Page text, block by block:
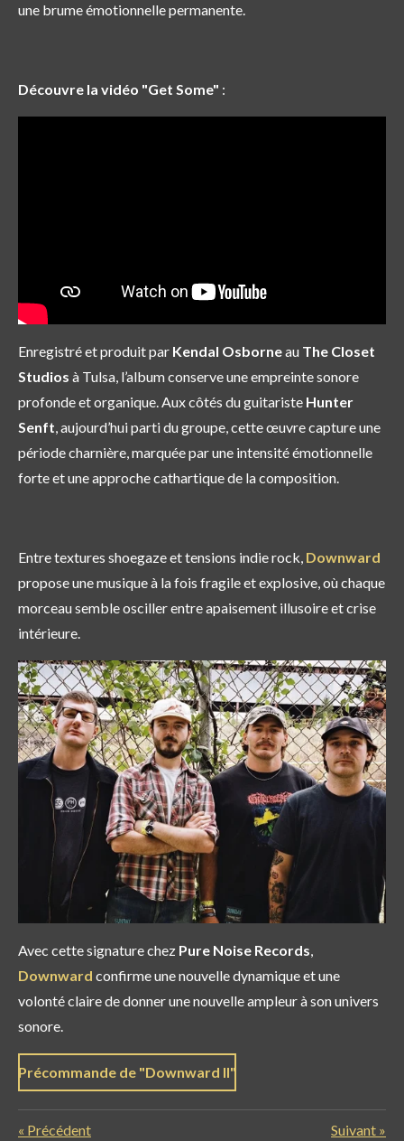
une brume émotionnelle permanente.
Découvre la vidéo "Get Some" :
Enregistré et produit par Kendal Osborneau The Closet
Studios à Tulsa, l’album conserve une empreinte sonore
profonde et organique. Aux côtés du guitariste Hunter
Senft , aujourd’hui parti du groupe, cette œuvre capture une
période charnière, marquée par une intensité émotionnelle
forte et une approche cathartique de la composition.
Entre textures shoegaze et tensions indie rock, Downward
propose une musique à la fois fragile et explosive, où chaque
morceau semble osciller entre apaisement illusoire et crise
intérieure.
Avec cette signature chez Pure Noise Records
Downward confirme une nouvelle dynamique et une
volonté claire de donner une nouvelle ampleur à son univers
sonore.
Précommande de "Downward II"
« Précédent Suivant »